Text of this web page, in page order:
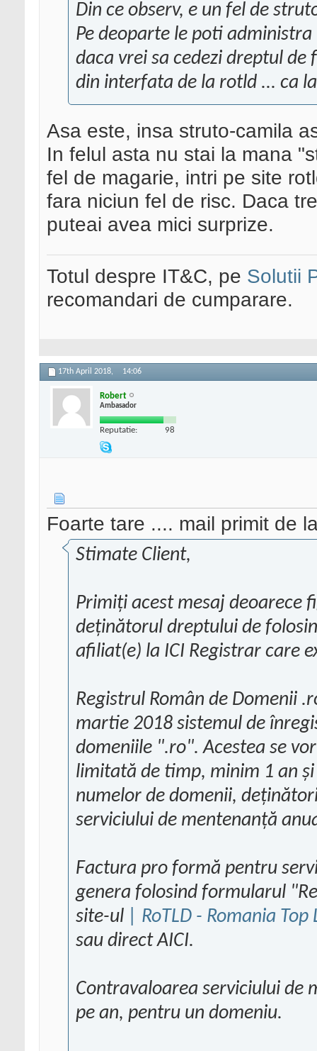
Din ce observ, e un fel de
Pe deoparte le poti
daca vrei sa cedezi dreptul
din interfata de la rotld ... ca
Asa este, insa struto-camila
In felul asta nu stai la mana
fel de magarie, intri pe site
fara niciun fel de risc. Daca
puteai avea mici surprize.
Totul despre IT&C, pe Solutii
recomandari de cumparare.
17th April 2018, 14:06
Robert
Ambasador
Reputatie: 98
Foarte tare .... mail primit de
Stimate Client,
Primiți acest mesaj deoarece
deținătorul dreptului de
afiliat(e) la ICI Registrar care
Registrul Român de Domenii
martie 2018 sistemul de
domeniile ".ro". Acestea se
limitată de timp, minim 1 an
numelor de domenii,
serviciului de mentenanță
Factura pro formă pentru
genera folosind formularul
site-ul
| RoTLD - Romania
sau direct AICI.
Contravaloarea serviciului de
pe an, pentru un domeniu.